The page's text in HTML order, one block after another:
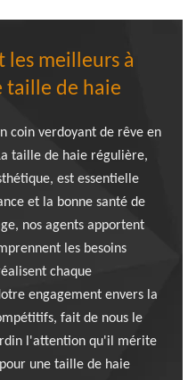
les meilleurs à
taille de haie
coin verdoyant de rêve en
taille de haie régulière,
est essentielle
et la bonne santé de
nos agents apportent
les besoins
chaque
engagement envers la
fait de nous le
l'attention qu'il mérite
une taille de haie